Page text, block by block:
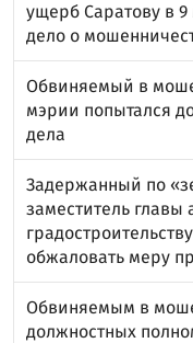
ущерб Саратову в
дело о
Обвиняемый в
мэрии попытался
дела
Задержанный по
заместитель
обжаловать меру
Обвиняемым в
должностных